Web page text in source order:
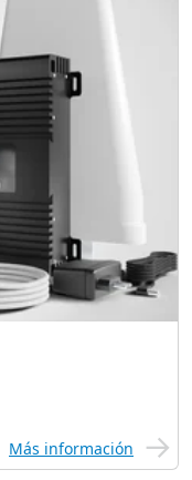
Más información